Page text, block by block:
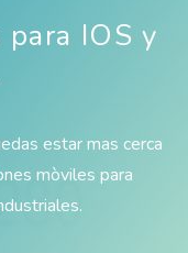
IOS y
estar mas cerca
mòviles para